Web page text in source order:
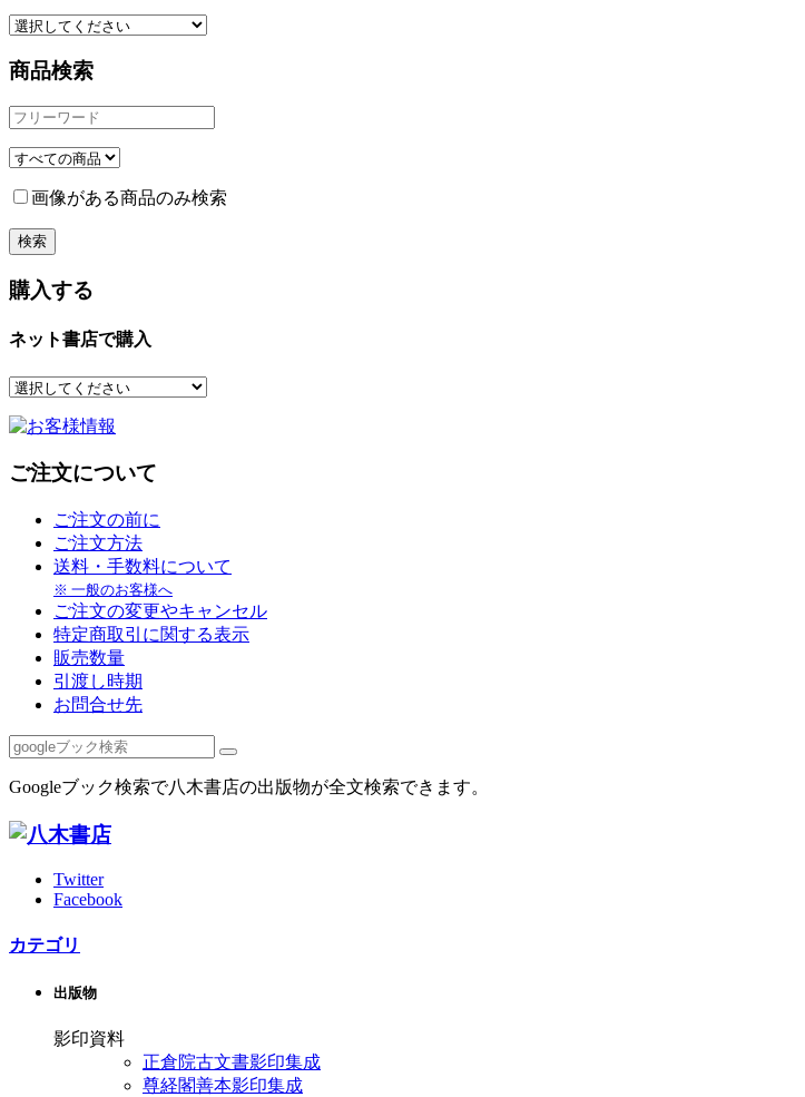
商品検索
画像がある商品のみ検索
購入する
ネット書店で購入
ご注文について
ご注文の前に
ご注文方法
送料・手数料について
※ 一般のお客様へ
ご注文の変更やキャンセル
特定商取引に関する表示
販売数量
引渡し時期
お問合せ先
Googleブック検索で八木書店の出版物が全文検索できます。
Twitter
Facebook
カテゴリ
出版物
影印資料
正倉院古文書影印集成
尊経閣善本影印集成